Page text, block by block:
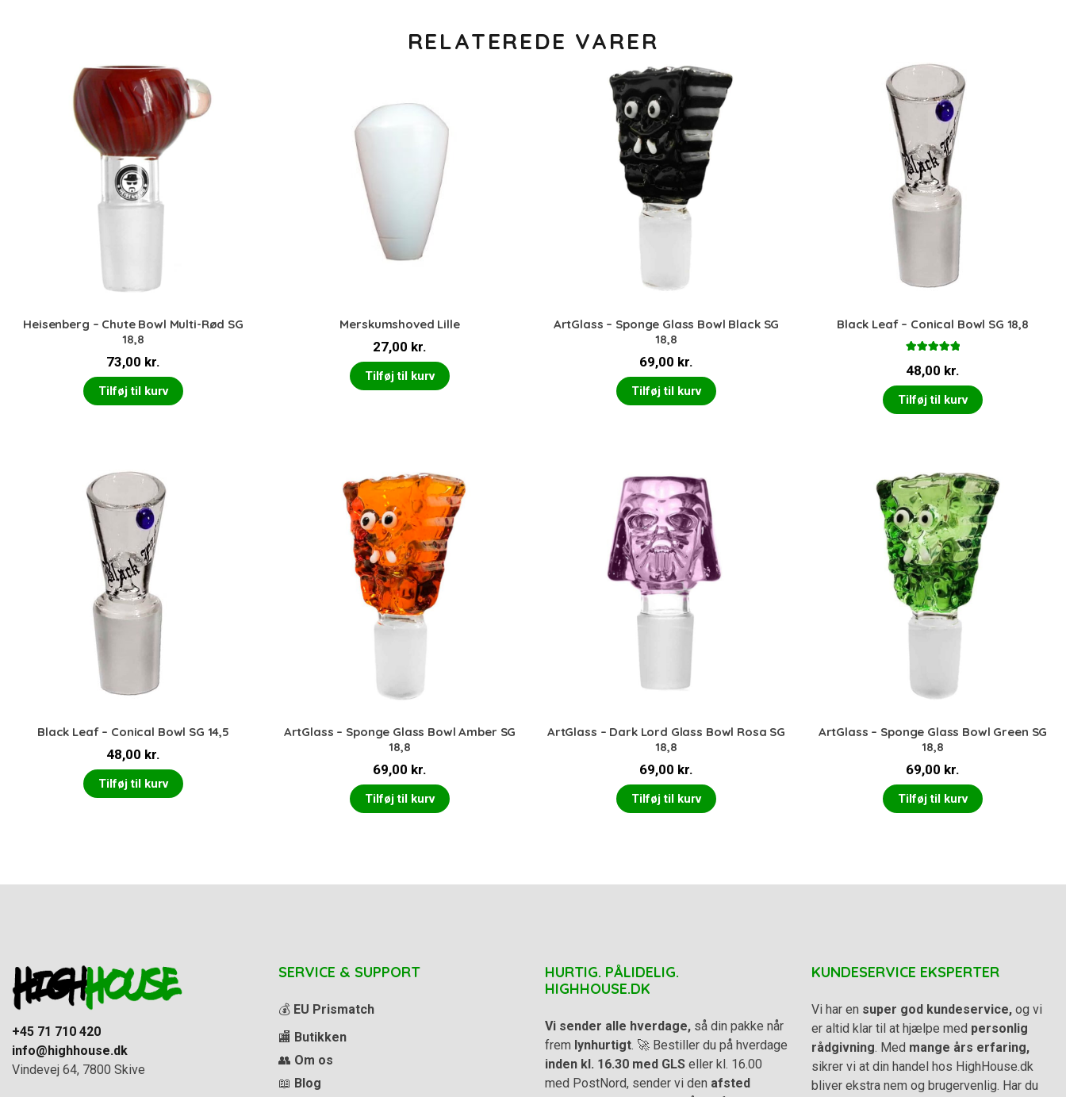
RELATEREDE VARER
Heisenberg – Chute Bowl Multi-Rød SG
18,8
73,00 kr.
Tilføj til kurv
Merskumshoved Lille
27,00 kr.
Tilføj til kurv
ArtGlass – Sponge Glass Bowl Black SG
18,8
69,00 kr.
Tilføj til kurv
Black Leaf – Conical Bowl SG 18,8
5.00ud af 5
48,00 kr.
Tilføj til kurv
Black Leaf – Conical Bowl SG 14,5
48,00 kr.
Tilføj til kurv
ArtGlass – Sponge Glass Bowl Amber SG
18,8
69,00 kr.
Tilføj til kurv
ArtGlass – Dark Lord Glass Bowl Rosa SG
18,8
69,00 kr.
Tilføj til kurv
ArtGlass – Sponge Glass Bowl Green SG
18,8
69,00 kr.
Tilføj til kurv
+45 71 710 420
info@highhouse.dk
Vindevej 64, 7800 Skive
SERVICE & SUPPORT
💰 EU Prismatch
🏬 Butikken
👥 Om os
📖 Blog
HURTIG. PÅLIDELIG.
HIGHHOUSE.DK
Vi sender alle hverdage, så din pakke når
frem lynhurtigt . 🚀 Bestiller du på hverdage
inden kl. 16.30 med GLS eller kl. 16.00
med PostNord, sender vi den afsted
KUNDESERVICE EKSPERTER
Vi har en super god kundeservice, og vi
er altid klar til at hjælpe med personlig
rådgivning . Med mange års erfaring,
sikrer vi at din handel hos HighHouse.dk
bliver ekstra nem og brugervenlig. Har du